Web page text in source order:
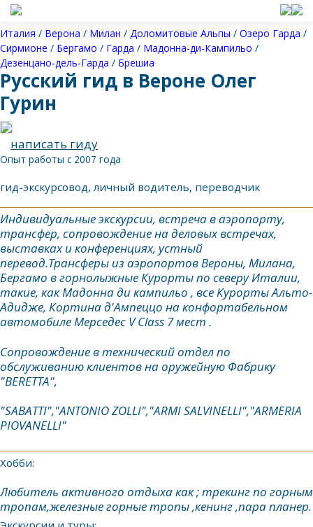
Италия / Верона / Милан / Доломитовые Альпы / Озеро Гарда /
Сирмионе / Бергамо / Гарда / Мадонна-ди-Кампильо /
Дезенцано-дель-Гарда / Брешиа
Русский гид в Вероне Олег
Гурин
написать гиду
Опыт работы с 2007 года
гид-экскурсовод, личный водитель, переводчик
Индивидуальные экскурсии, встреча в аэропорту,
трансфер, сопровождение на деловых встречах,
выставках и конференциях, устный
перевод.Трансферы из аэропортов Вероны, Милана,
Бергамо в горнолыжные Курорты по северу Италии,
такие, как Мадонна ди кампильо , все Курорты Альто-
Адидже, Кортина д'Ампеццо на конфортабельном
автомобиле Мерседес V Class 7 мест .
Сопровождение в технический отдел по
обслуживанию клиентов на оружейную Фабрику
"BERETTA",
"SABATTI","ANTONIO ZOLLI","ARMI SALVINELLI","ARMERIA
PIOVANELLI"
Хобби:
Любитель активного отдыха как ; трекинг по горным
тропам,железные горные тропы ,кенинг ,пара планер.